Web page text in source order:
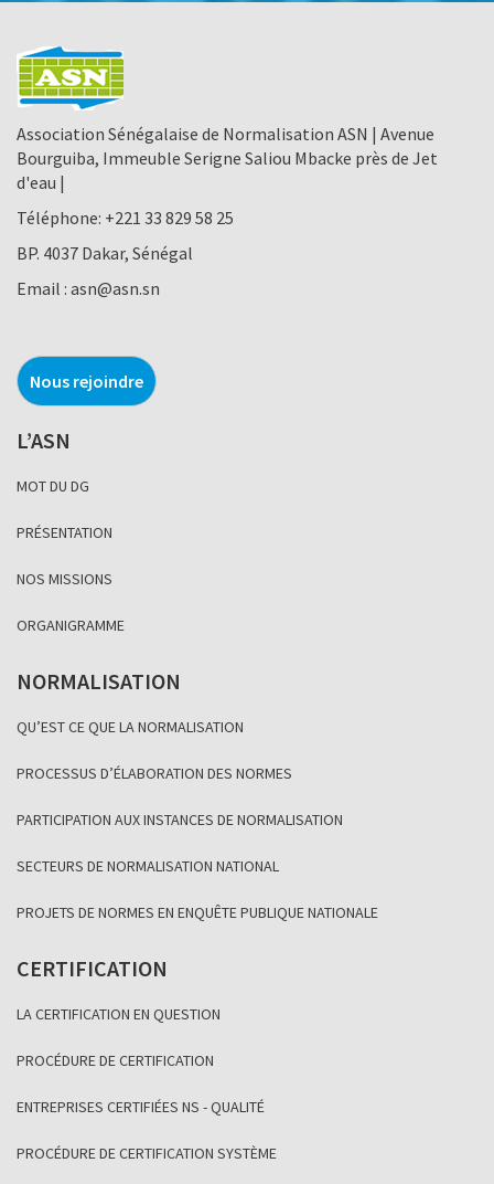
Association Sénégalaise de Normalisation ASN | Avenue
Bourguiba, Immeuble Serigne Saliou Mbacke près de Jet
d'eau |
Téléphone: +221 33 829 58 25
BP. 4037 Dakar, Sénégal
Email : asn@asn.sn
Nous rejoindre
L’ASN
MOT DU DG
PRÉSENTATION
NOS MISSIONS
ORGANIGRAMME
NORMALISATION
QU’EST CE QUE LA NORMALISATION
PROCESSUS D’ÉLABORATION DES NORMES
PARTICIPATION AUX INSTANCES DE NORMALISATION
SECTEURS DE NORMALISATION NATIONAL
PROJETS DE NORMES EN ENQUÊTE PUBLIQUE NATIONALE
CERTIFICATION
LA CERTIFICATION EN QUESTION
PROCÉDURE DE CERTIFICATION
ENTREPRISES CERTIFIÉES NS - QUALITÉ
PROCÉDURE DE CERTIFICATION SYSTÈME